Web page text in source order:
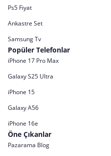
Ps5 Fiyat
Ankastre Set
Samsung Tv
Popüler Telefonlar
iPhone 17 Pro Max
Galaxy S25 Ultra
iPhone 15
Galaxy A56
iPhone 16e
Öne Çıkanlar
Pazarama Blog